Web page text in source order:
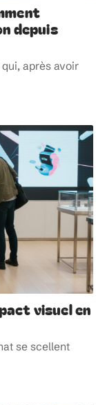
depuis
après avoir
visuel en
se scellent